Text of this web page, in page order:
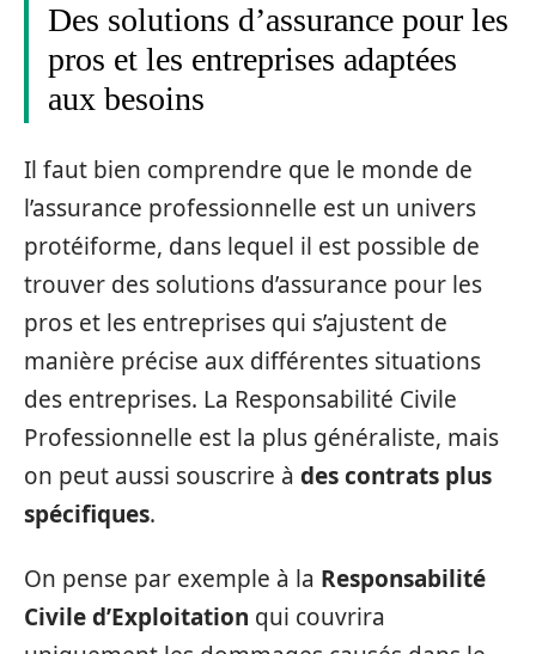
Des solutions d’assurance pour les
pros et les entreprises adaptées
aux besoins
Il faut bien comprendre que le monde de
l’assurance professionnelle est un univers
protéiforme, dans lequel il est possible de
trouver des solutions d’assurance pour les
pros et les entreprises qui s’ajustent de
manière précise aux différentes situations
des entreprises. La Responsabilité Civile
Professionnelle est la plus généraliste, mais
on peut aussi souscrire à des contrats plus
spécifiques.
On pense par exemple à la Responsabilité
Civile d’Exploitation qui couvrira